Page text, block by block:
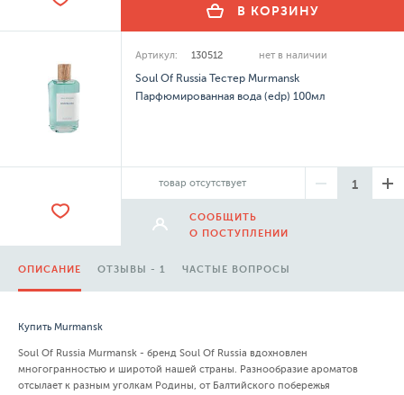
В КОРЗИНУ
Артикул: 130512 нет в наличии
Soul Of Russia Тестер Murmansk
Парфюмированная вода (edp) 100мл
товар отсутствует
СООБЩИТЬ
О ПОСТУПЛЕНИИ
ОПИСАНИЕ ОТЗЫВЫ - 1 ЧАСТЫЕ ВОПРОСЫ
Купить Murmansk
Soul Of Russia Murmansk - бренд Soul Of Russia вдохновлен
многогранностью и широтой нашей страны. Разнообразие ароматов
отсылает к разным уголкам Родины, от Балтийского побережья